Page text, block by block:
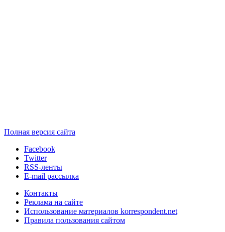
Полная версия сайта
Facebook
Twitter
RSS-ленты
E-mail рассылка
Контакты
Реклама на сайте
Использование материалов korrespondent.net
Правила пользования сайтом